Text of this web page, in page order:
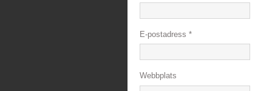
E-postadress *
Webbplats